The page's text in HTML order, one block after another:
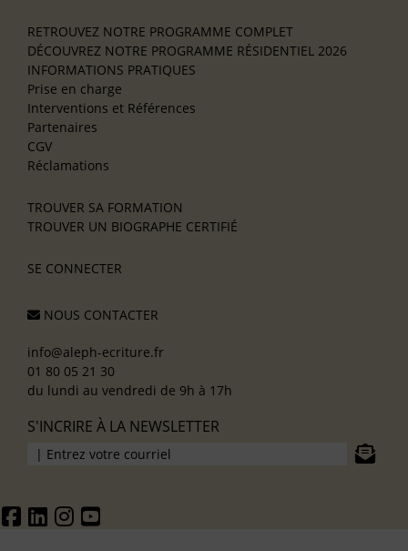
RETROUVEZ NOTRE PROGRAMME COMPLET
DÉCOUVREZ NOTRE PROGRAMME RÉSIDENTIEL 2026
INFORMATIONS PRATIQUES
Prise en charge
Interventions et Références
Partenaires
CGV
Réclamations
TROUVER SA FORMATION
TROUVER UN BIOGRAPHE CERTIFIÉ
SE CONNECTER
NOUS CONTACTER
info@aleph-ecriture.fr
01 80 05 21 30
du lundi au vendredi de 9h à 17h
S'INCRIRE À LA NEWSLETTER